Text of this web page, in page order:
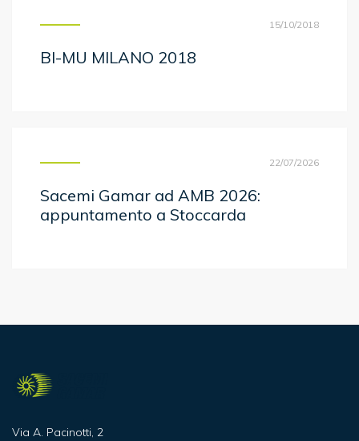
15/10/2018
BI-MU MILANO 2018
22/07/2026
Sacemi Gamar ad AMB 2026:
appuntamento a Stoccarda
Via A. Pacinotti, 2